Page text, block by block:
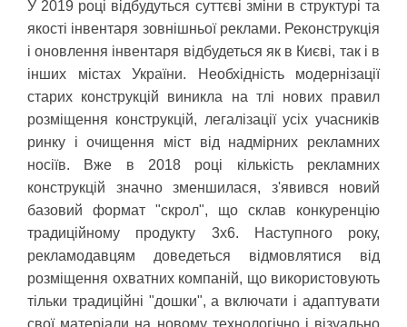
У 2019 році відбудуться суттєві зміни в структурі та
якості інвентаря зовнішньої реклами. Реконструкція
і оновлення інвентаря відбудеться як в Києві, так і в
інших містах України. Необхідність модернізації
старих конструкцій виникла на тлі нових правил
розміщення конструкцій, легалізації усіх учасників
ринку і очищення міст від надмірних рекламних
носіїв. Вже в 2018 році кількість рекламних
конструкцій значно зменшилася, з'явився новий
базовий формат "скрол", що склав конкуренцію
традиційному продукту 3х6. Наступного року,
рекламодавцям доведеться відмовлятися від
розміщення охватних компаній, що використовують
тільки традиційні "дошки", а включати і адаптувати